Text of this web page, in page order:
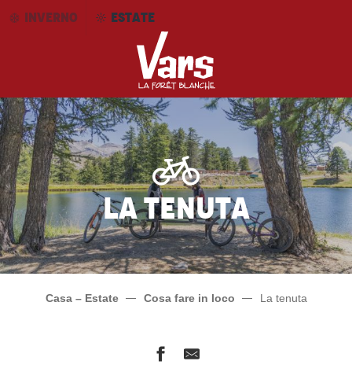
AllerINVERNO ESTATE
La tenuta
Casa – Estate Cosa fare in loco La tenuta